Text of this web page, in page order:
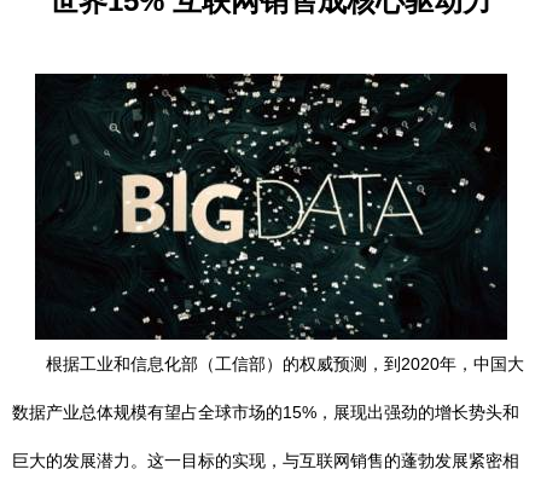
根据工业和信息化部（工信部）的权威预测，到2020年，中国大
数据产业总体规模有望占全球市场的15%，展现出强劲的增长势头和
巨大的发展潜力。这一目标的实现，与互联网销售的蓬勃发展紧密相